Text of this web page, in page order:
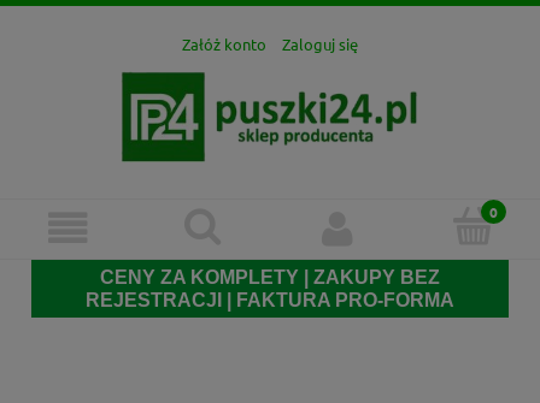
Załóż konto Zaloguj się
CENY ZA KOMPLETY | ZAKUPY BEZ
REJESTRACJI | FAKTURA PRO-FORMA